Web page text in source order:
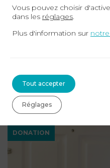
https://www.agn-
AGN
Sur le
DONATION
Vous pouvez choisir
dans les réglages.
Plus d'information sur
Tout accepter
Réglages